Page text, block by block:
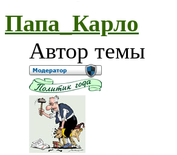
Папа_Карло
Автор темы